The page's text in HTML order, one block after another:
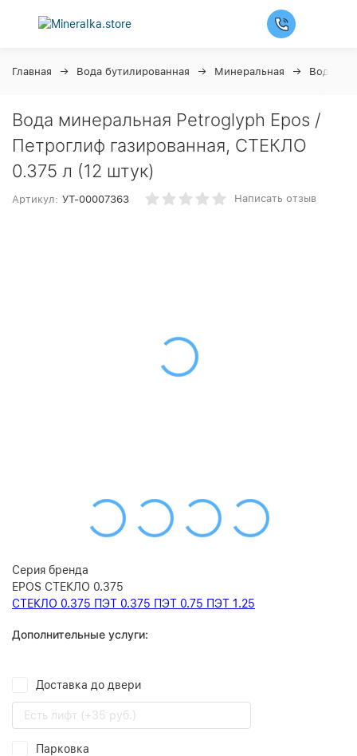
Главная Вода бутилированная Минеральная Вода
Вода минеральная Petroglyph Epos /
Петроглиф газированная, СТЕКЛО
0.375 л (12 штук)
Артикул: УТ-00007363 Написать отзыв
Серия бренда
EPOS СТЕКЛО 0.375
СТЕКЛО 0.375 ПЭТ 0.375 ПЭТ 0.75 ПЭТ 1.25
Дополнительные услуги:
Доставка до двери
Есть лифт (+35 руб.)
Парковка